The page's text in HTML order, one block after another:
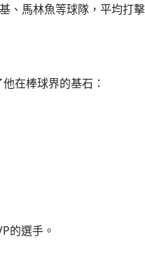
、馬林魚等球隊，平均打
在棒球界的基石：
的選手。